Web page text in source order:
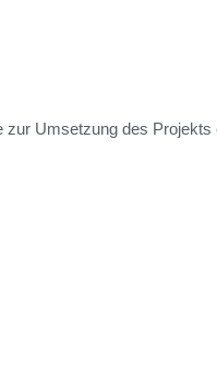
zur Umsetzung des Projekts